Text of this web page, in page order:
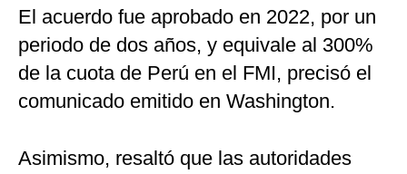
El acuerdo fue aprobado en 2022, por un
periodo de dos años, y equivale al 300%
de la cuota de Perú en el FMI, precisó el
comunicado emitido en Washington.
Asimismo, resaltó que las autoridades